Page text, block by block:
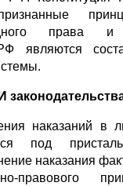
права и
являются
наказаний в
под
наказания
правового